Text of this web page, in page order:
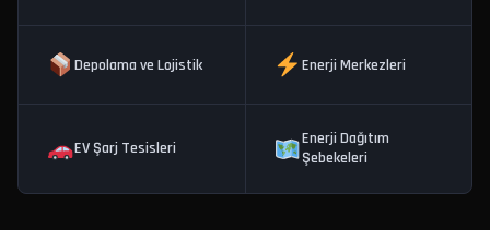
Depolama ve Lojistik Enerji Merkezleri
EV Şarj Tesisleri
Enerji Dağıtım
Şebekeleri